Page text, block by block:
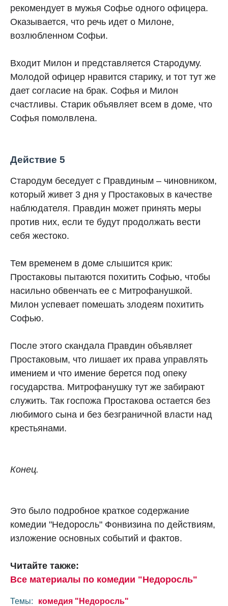
рекомендует в мужья Софье одного офицера.
Оказывается, что речь идет о Милоне,
возлюбленном Софьи.
Входит Милон и представляется Стародуму.
Молодой офицер нравится старику, и тот тут же
дает согласие на брак. Софья и Милон
счастливы. Старик объявляет всем в доме, что
Софья помолвлена.
Действие 5
Стародум беседует с Правдиным – чиновником,
который живет 3 дня у Простаковых в качестве
наблюдателя. Правдин может принять меры
против них, если те будут продолжать вести
себя жестоко.
Тем временем в доме слышится крик:
Простаковы пытаются похитить Софью, чтобы
насильно обвенчать ее с Митрофанушкой.
Милон успевает помешать злодеям похитить
Софью.
После этого скандала Правдин объявляет
Простаковым, что лишает их права управлять
имением и что имение берется под опеку
государства. Митрофанушку тут же забирают
служить. Так госпожа Простакова остается без
любимого сына и без безграничной власти над
крестьянами.
Конец.
Это было подробное краткое содержание
комедии "Недоросль" Фонвизина по действиям,
изложение основных событий и фактов.
Читайте также:
Все материалы по комедии "Недоросль"
Темы: комедия "Недоросль"